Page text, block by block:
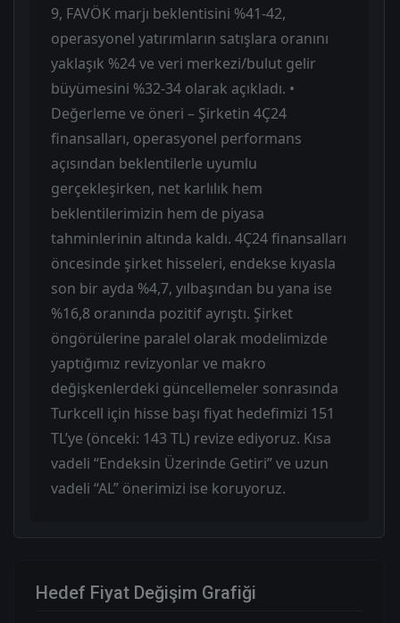
9, FAVÖK marjı beklentisini %41-42,
operasyonel yatırımların satışlara oranını
yaklaşık %24 ve veri merkezi/bulut gelir
büyümesini %32-34 olarak açıkladı. •
Değerleme ve öneri – Şirketin 4Ç24
finansalları, operasyonel performans
açısından beklentilerle uyumlu
gerçekleşirken, net karlılık hem
beklentilerimizin hem de piyasa
tahminlerinin altında kaldı. 4Ç24 finansalları
öncesinde şirket hisseleri, endekse kıyasla
son bir ayda %4,7, yılbaşından bu yana ise
%16,8 oranında pozitif ayrıştı. Şirket
öngörülerine paralel olarak modelimizde
yaptığımız revizyonlar ve makro
değişkenlerdeki güncellemeler sonrasında
Turkcell için hisse başı fiyat hedefimizi 151
TL’ye (önceki: 143 TL) revize ediyoruz. Kısa
vadeli “Endeksin Üzerinde Getiri” ve uzun
vadeli “AL” önerimizi ise koruyoruz.
Hedef Fiyat Değişim Grafiği